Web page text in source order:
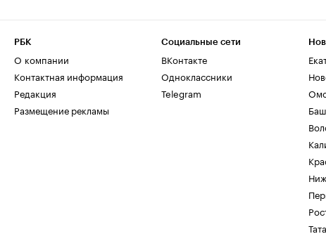
РБК
О компании
Контактная информация
Редакция
Размещение рекламы
Социальные сети
ВКонтакте
Одноклассники
Telegram